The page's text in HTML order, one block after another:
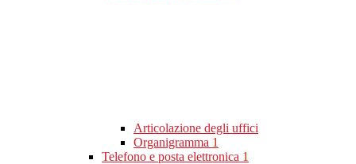
Articolazione degli uffici
Organigramma 1
Telefono e posta elettronica 1